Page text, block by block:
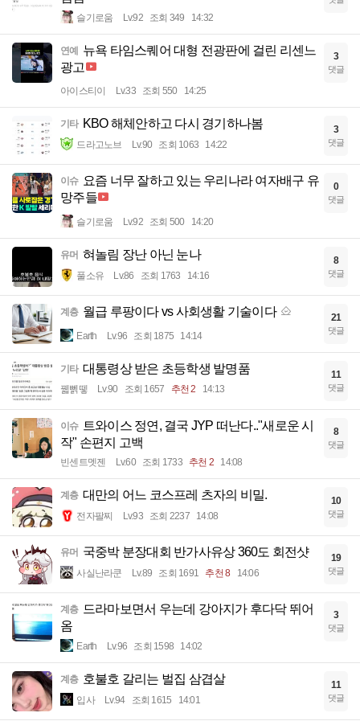
슬기로움 Lv.92 조회 349 14:32
연예 뉴욕 타임스퀘어 대형 전광판에 걸린 리센느
광고
아이스티이 Lv.33 조회 550 14:25
3
댓글
기타 KBO 해체안하고 다시 경기하나봄
드라고노브 Lv.90 조회 1063 14:22
3
댓글
이슈 요즘 너무 잘하고 있는 우리나라 여자배구 유
망주들
슬기로움 Lv.92 조회 500 14:20
0
댓글
유머 혀놀림 장난 아닌 눈나
풀소유 Lv.86 조회 1763 14:16
8
댓글
계층 월급 루팡이다 vs 사회생활 기술이다
Earth Lv.96 조회 1875 14:14
21
댓글
기타 대통령상 받은 초등학생 발명품
꿻뻵뗗 Lv.90 조회 1657 추천 2 14:13
11
댓글
이슈
트와이스 정연, 결국 JYP 떠난다.."새로운 시
작" 손편지 고백
빈센트멧젠 Lv.60 조회 1733 추천 2 14:08
8
댓글
계층 대만의 어느 코스프레 츠자의 비밀.
전자팔찌 Lv.93 조회 2237 14:08
10
댓글
유머 국중박 분장대회 반가사유상 360도 회전샷
사실난라쿤 Lv.89 조회 1691 추천 8 14:06
19
댓글
계층 드라마보면서 우는데 강아지가 후다닥 뛰어
옴
Earth Lv.96 조회 1598 14:02
3
댓글
계층 호불호 갈리는 벌집 삼겹살
입사 Lv.94 조회 1615 14:01
11
댓글